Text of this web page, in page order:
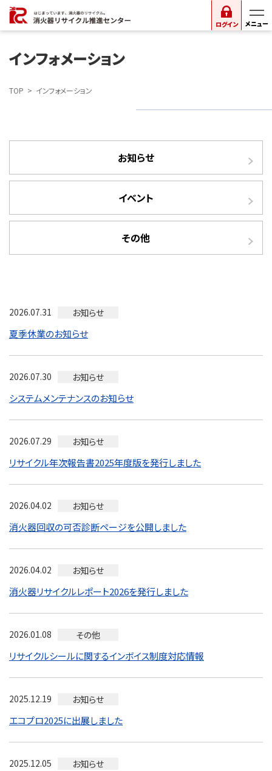
ログイン
インフォメーション
TOP インフォメーション
お知らせ
イベント
その他
2026.07.31 お知らせ
夏季休業のお知らせ
2026.07.30 お知らせ
システムメンテナンスのお知らせ
2026.07.29 お知らせ
リサイクル年次報告書2025年度版を発行しました
2026.04.02 お知らせ
消火器回収の可否診断ページを公開しました
2026.04.02 お知らせ
消火器リサイクルレポート2026を発行しました
2026.01.08 その他
リサイクルシールに関するインボイス制度対応情報
2025.12.19 お知らせ
エコプロ2025に出展しました
2025.12.05 お知らせ